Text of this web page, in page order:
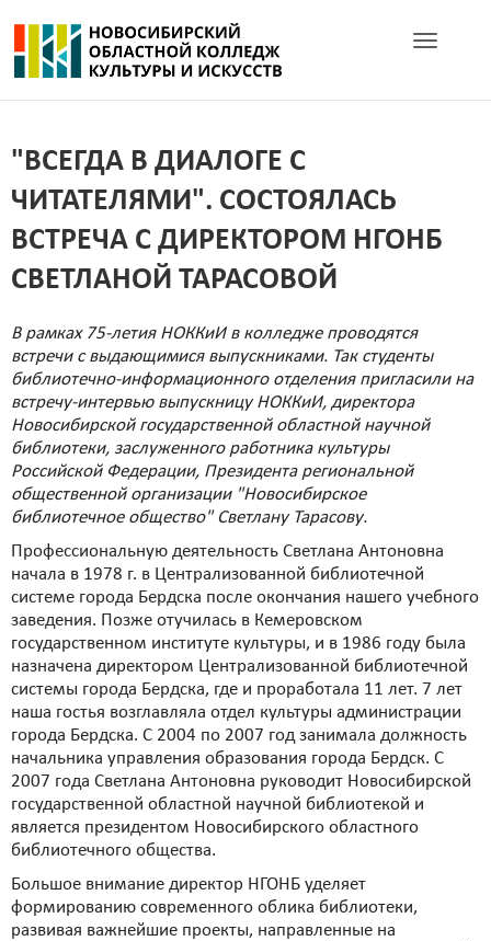
Toggle
"ВСЕГДА В ДИАЛОГЕ С
ЧИТАТЕЛЯМИ". СОСТОЯЛАСЬ
ВСТРЕЧА С ДИРЕКТОРОМ НГОНБ
СВЕТЛАНОЙ ТАРАСОВОЙ
В рамках 75-летия НОККиИ в колледже проводятся
встречи с выдающимися выпускниками. Так студенты
библиотечно-информационного отделения пригласили на
встречу-интервью выпускницу НОККиИ, директора
Новосибирской государственной областной научной
библиотеки, заслуженного работника культуры
Российской Федерации, Президента региональной
общественной организации "Новосибирское
библиотечное общество" Светлану Тарасову.
Профессиональную деятельность Светлана Антоновна
начала в 1978 г. в Централизованной библиотечной
системе города Бердска после окончания нашего учебного
заведения. Позже отучилась в Кемеровском
государственном институте культуры, и в 1986 году была
назначена директором Централизованной библиотечной
системы города Бердска, где и проработала 11 лет. 7 лет
наша гостья возглавляла отдел культуры администрации
города Бердска. С 2004 по 2007 год занимала должность
начальника управления образования города Бердск. С
2007 года Светлана Антоновна руководит Новосибирской
государственной областной научной библиотекой и
является президентом Новосибирского областного
библиотечного общества.
Большое внимание директор НГОНБ уделяет
формированию современного облика библиотеки,
развивая важнейшие проекты, направленные на